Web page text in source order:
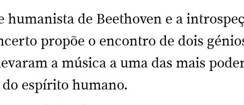
humanista de Beethoven e a
propõe o encontro de dois
a música a uma das mais
espírito humano.